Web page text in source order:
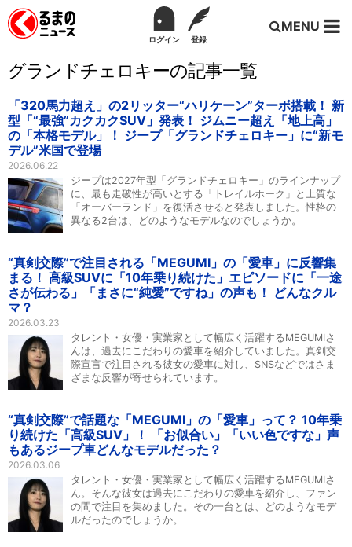
ログイン 登録
MENU
グランドチェロキーの記事一覧
「320馬力超え」の2リッター“ハリケーン”ターボ搭載！ 新
型「“最強”カクカクSUV」発表！ ジムニー超え「地上高」
の「本格モデル」！ ジープ「グランドチェロキー」に“新モ
デル”米国で登場
2026.06.22
ジープは2027年型「グランドチェロキー」のラインナップ
に、最も走破性が高いとする「トレイルホーク」と上質な
「オーバーランド」を復活させると発表しました。性格の
異なる2台は、どのようなモデルなのでしょうか。
“真剣交際”で注目される「MEGUMI」の「愛車」に反響集
まる！ 高級SUVに「10年乗り続けた」エピソードに「一途
さが伝わる」「まさに“純愛”ですね」の声も！ どんなクル
マ？
2026.03.23
タレント・女優・実業家として幅広く活躍するMEGUMIさ
んは、過去にこだわりの愛車を紹介していました。真剣交
際宣言で注目される彼女の愛車に対し、SNSなどではさま
ざまな反響が寄せられています。
“真剣交際”で話題な「MEGUMI」の「愛車」って？ 10年乗
り続けた「高級SUV」！ 「お似合い」「いい色ですな」声
もあるジープ車どんなモデルだった？
2026.03.06
タレント・女優・実業家として幅広く活躍するMEGUMIさ
ん。そんな彼女は過去にこだわりの愛車を紹介し、ファン
の間で注目を集めました。その一台とは、どのようなモデ
ルだったのでしょうか。